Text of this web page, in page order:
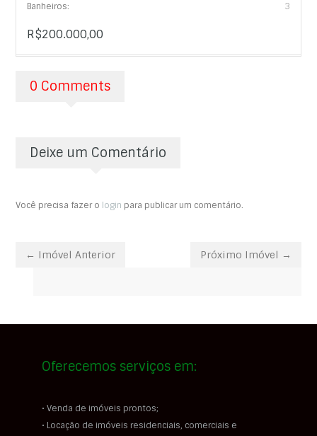
Banheiros:
3
R$200.000,00
0 Comments
Deixe um Comentário
Você precisa fazer o login para publicar um comentário.
← Imóvel Anterior Próximo Imóvel →
Oferecemos serviços em:
• Venda de imóveis prontos;
• Locação de imóveis residenciais, comerciais e